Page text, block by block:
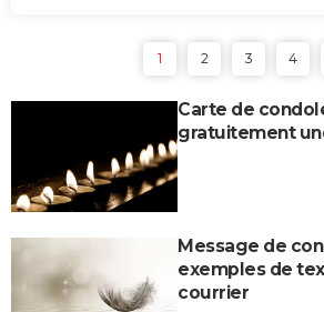
1 2 3 4
Carte de
gratuitement
Message de
exemples de
courrier